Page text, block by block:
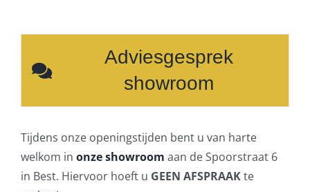
Adviesgesprek
showroom
Tijdens onze openingstijden bent u van harte
welkom in onze showroom aan de Spoorstraat 6
in Best. Hiervoor hoeft u GEEN AFSPRAAKte